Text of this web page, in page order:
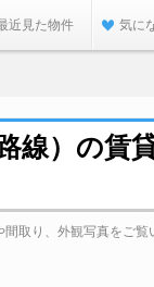
近見た物件 気に
線）の賃
取り、外観写真をご覧